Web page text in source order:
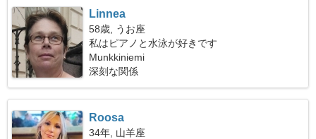
Linnea
58歳, うお座
私はピアノと水泳が好きです
Munkkiniemi
深刻な関係
Roosa
34年, 山羊座